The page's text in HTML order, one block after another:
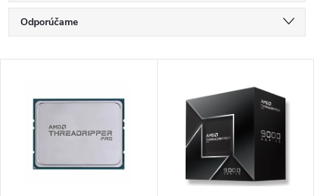
R
a
Odporúčame
Najpredávanejšie
Abecedne